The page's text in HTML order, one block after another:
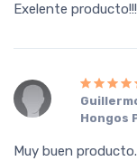
Exelente
Hongos
Muy buen